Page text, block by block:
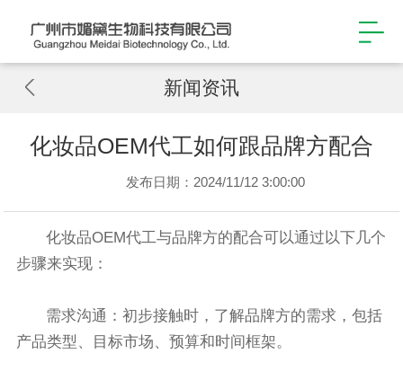
新闻资讯
化妆品OEM代工如何跟品牌方配合
发布日期：2024/11/12 3:00:00
化妆品OEM代工与品牌方的配合可以通过以下几个
步骤来实现：
需求沟通：初步接触时，了解品牌方的需求，包括
产品类型、目标市场、预算和时间框架。